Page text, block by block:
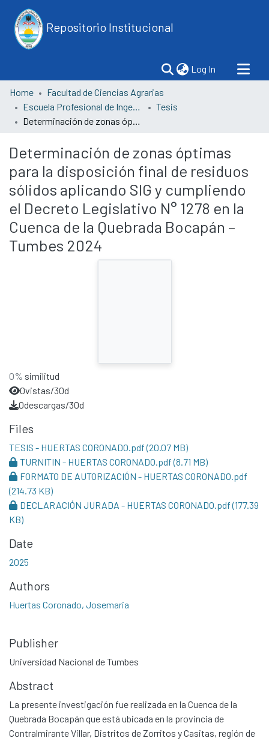
Repositorio Institucional
Log In (current)
Home
Facultad de Ciencias Agrarias
Escuela Profesional de Ingeniería Agrícola
Tesis
Determinación de zonas óptimas para la disposición final de residuos sólidos aplicando SIG y cumpliendo el Decreto Legislativo N° 1278 en la Cuenca de la Quebrada Bocapán – Tumbes 2024
Determinación de zonas óptimas
para la disposición final de residuos
sólidos aplicando SIG y cumpliendo
el Decreto Legislativo N° 1278 en la
Cuenca de la Quebrada Bocapán –
Tumbes 2024
0% similitud
0vistas/30d
0descargas/30d
Files
TESIS - HUERTAS CORONADO.pdf(20.07 MB)
TURNITIN - HUERTAS CORONADO.pdf(8.71 MB)
FORMATO DE AUTORIZACIÓN - HUERTAS CORONADO.pdf
(214.73 KB)
DECLARACIÓN JURADA - HUERTAS CORONADO.pdf(177.39
KB)
Date
2025
Authors
Huertas Coronado, Josemaria
Publisher
Universidad Nacional de Tumbes
Abstract
La presente investigación fue realizada en la Cuenca de la
Quebrada Bocapán que está ubicada en la provincia de
Contralmirante Villar, Distritos de Zorritos y Casitas, región de